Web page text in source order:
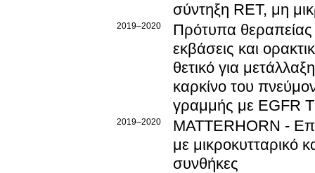
σύντηξη RET, μη
2019–2020
Πρότυπα θεραπείας
εκβάσεις και
θετικό για
καρκίνο του
γραμμής με EGFR
2019–2020
MATTERHORN -
με μικροκυτταρικό
συνθήκες